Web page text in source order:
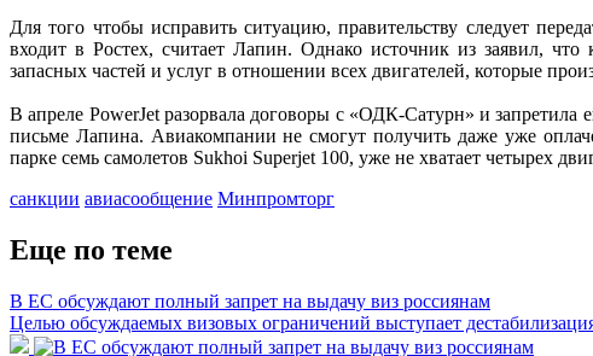
Для того чтобы исправить ситуацию, правительству следует
входит в Ростех, считает Лапин. Однако источник из заявил,
запасных частей и услуг в отношении всех двигателей, которые
В апреле PowerJet разорвала договоры с «ОДК-Сатурн» и
письме Лапина. Авиакомпании не смогут получить даже уже
парке семь самолетов Sukhoi Superjet 100, уже не хватает четырех
санкции авиасообщение Минпромторг
Еще по теме
В ЕС обсуждают полный запрет на выдачу виз россиянам
Целью обсуждаемых визовых ограничений выступает